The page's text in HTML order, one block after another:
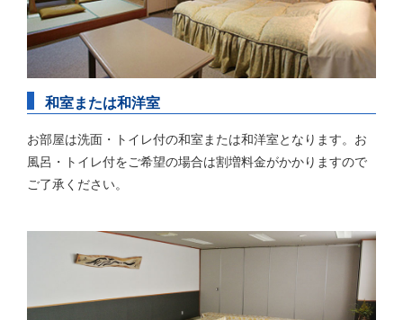
和室または和洋室
お部屋は洗面・トイレ付の和室または和洋室となります。お
風呂・トイレ付をご希望の場合は割増料金がかかりますので
ご了承ください。